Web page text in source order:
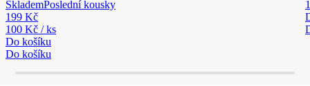
SklademPoslední kousky
199 Kč
100 Kč / ks
Do košíku
Do košíku